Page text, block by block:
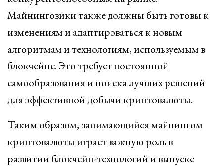
Майнинговики также должны быть готовы к
изменениям и адаптироваться к новым
алгоритмам и технологиям, используемым в
блокчейне. Это требует постоянной
самообразования и поиска лучших решений
для эффективной добычи криптовалюты.
Таким образом, занимающийся майнингом
криптовалюты играет важную роль в
развитии блокчейн-технологий и выпуске